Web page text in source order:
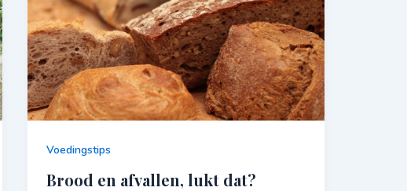
Voedingstips
Brood en afvallen, lukt dat?